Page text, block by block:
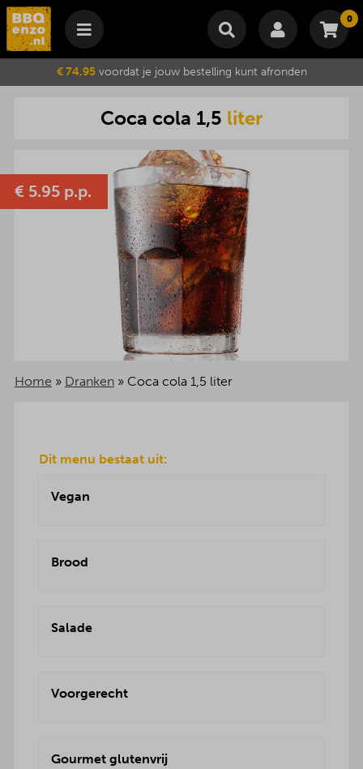
0
Winkelmand
Je winkelwagen is momenteel leeg.
Subtotaal €
Wijzig winkelmand Bestellen
€ 74,95voordat je jouw bestelling kunt afronden
€ 5.95 p.p.
Coca cola 1,5 liter
Home » Dranken» Coca cola 1,5 liter
Dit menu bestaat uit:
Vegan
Brood
Salade
Voorgerecht
Gourmet glutenvrij